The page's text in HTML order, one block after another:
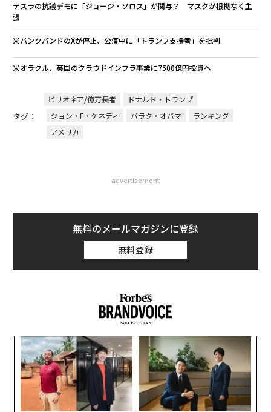
テスラの抗議デモに「ジョージ・ソロス」が関与？ マスクが根拠なく主
張
米パンクバンドのXが停止、公演中に「トランプ支持者」を批判
米オラクル、英国のクラウドインフラ事業に7500億円投資へ
タグ：
ビリオネア/億万長者
ドナルド・トランプ
ジョン・F・ケネディ
バラク・オバマ
ランキング
アメリカ
advertisement
無料のメールマガジンに登録
無料登録